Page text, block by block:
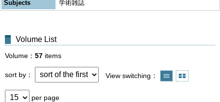
Subjects
学術雑誌
Volume List
Volume 57 items
sort by View switching
per page